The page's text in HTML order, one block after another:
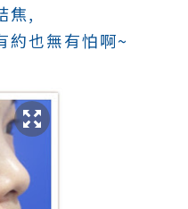
焦,
約也無有怕啊~